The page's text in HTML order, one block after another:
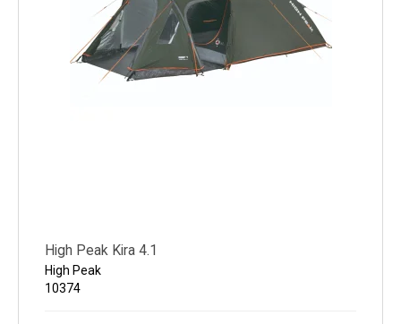
High Peak Kira 4.1
High Peak
10374